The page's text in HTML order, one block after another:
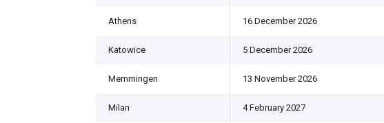
Athens 16 December 2026
Katowice 5 December 2026
Memmingen 13 November 2026
Milan 4 February 2027